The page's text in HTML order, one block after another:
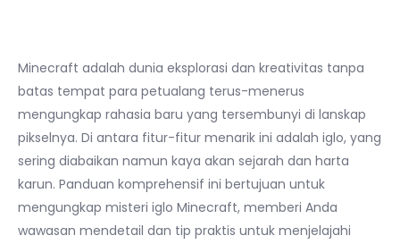
Minecraft adalah dunia eksplorasi dan kreativitas tanpa
batas tempat para petualang terus-menerus
mengungkap rahasia baru yang tersembunyi di lanskap
pikselnya. Di antara fitur-fitur menarik ini adalah iglo, yang
sering diabaikan namun kaya akan sejarah dan harta
karun. Panduan komprehensif ini bertujuan untuk
mengungkap misteri iglo Minecraft, memberi Anda
wawasan mendetail dan tip praktis untuk menjelajahi